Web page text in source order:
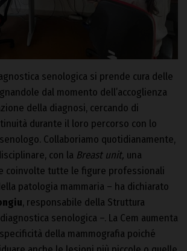
senologica si prende cura delle
dal momento dell’accoglienza
della diagnosi, cercando di
durante il loro percorso con lo
Collaboriamo quotidianamente,
con la Breast unit, una
coinvolte tutte le figure professionali
patologia mammaria – ha dichiarato
, responsabile della Struttura
senologica –. La Cem aumenta
della mammografia poiché